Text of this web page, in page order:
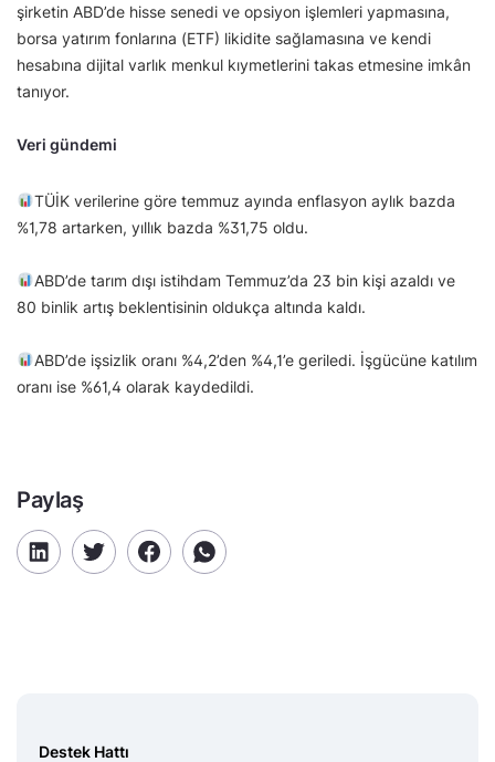
şirketin ABD’de hisse senedi ve opsiyon işlemleri yapmasına,
borsa yatırım fonlarına (ETF) likidite sağlamasına ve kendi
hesabına dijital varlık menkul kıymetlerini takas etmesine imkân
tanıyor.
Veri gündemi
TÜİK verilerine göre temmuz ayında enflasyon aylık bazda
%1,78 artarken, yıllık bazda %31,75 oldu.
ABD’de tarım dışı istihdam Temmuz’da 23 bin kişi azaldı ve
80 binlik artış beklentisinin oldukça altında kaldı.
ABD’de işsizlik oranı %4,2’den %4,1’e geriledi. İşgücüne katılım
oranı ise %61,4 olarak kaydedildi.
Paylaş
Destek Hattı